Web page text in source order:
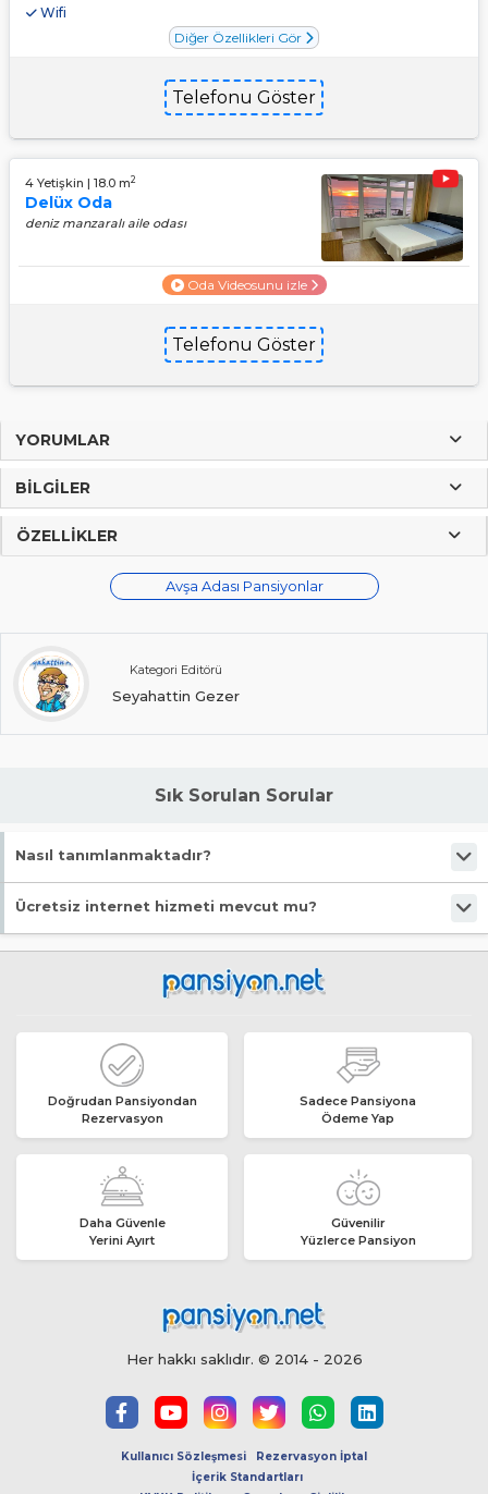
Wifi
Diğer Özellikleri Gör
Telefonu Göster
4 Yetişkin | 18.0 m2
Delüx Oda
deniz manzaralı aile odası
Oda Videosunu izle
Telefonu Göster
YORUMLAR
BILGILER
ÖZELLIKLER
Avşa Adası Pansiyonlar
Kategori Editörü
Seyahattin Gezer
Sık Sorulan Sorular
Nasıl tanımlanmaktadır?
Tesis Otel statüsündedir. Öne çıkan özellikleri "Denize Sıfır, Alkolsüz,
Ücretsiz internet hizmeti mevcut mu?
Evet, ücretsiz internet hizmeti sunuluyor.
Doğrudan Pansiyondan
Rezervasyon
Sadece Pansiyona
Ödeme Yap
Daha Güvenle
Yerini Ayırt
Güvenilir
Yüzlerce Pansiyon
Her hakkı saklıdır. © 2014 - 2026
Kullanıcı Sözleşmesi
Rezervasyon İptal
İçerik Standartları